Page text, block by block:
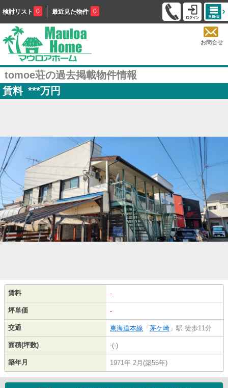
検討リスト 0 最近見た物件 0
お問合せ
tomoe荘の過去掲載物件情報
賃料 ***万円
賃料 -
坪単価 -
交通 東海道本線 「 茅ケ崎 」駅 徒歩11分
面積(坪数) -(-)
築年月 1971年 2月(築55年)